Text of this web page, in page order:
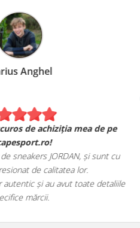
Marius Anghel
de bucuros de achiziția
escapesport.ro!
un pair de sneakers JORDAN,
adevărat impresionat de calitatea lor.
ambalajul lor autentic și au avut
specifice mărcii.